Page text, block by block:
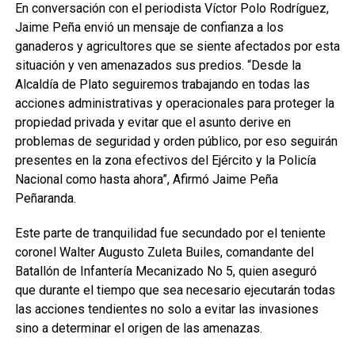
En conversación con el periodista Víctor Polo Rodríguez,
Jaime Peña envió un mensaje de confianza a los
ganaderos y agricultores que se siente afectados por esta
situación y ven amenazados sus predios. “Desde la
Alcaldía de Plato seguiremos trabajando en todas las
acciones administrativas y operacionales para proteger la
propiedad privada y evitar que el asunto derive en
problemas de seguridad y orden público, por eso seguirán
presentes en la zona efectivos del Ejército y la Policía
Nacional como hasta ahora”, Afirmó Jaime Peña
Peñaranda.
Este parte de tranquilidad fue secundado por el teniente
coronel Walter Augusto Zuleta Builes, comandante del
Batallón de Infantería Mecanizado No 5, quien aseguró
que durante el tiempo que sea necesario ejecutarán todas
las acciones tendientes no solo a evitar las invasiones
sino a determinar el origen de las amenazas.